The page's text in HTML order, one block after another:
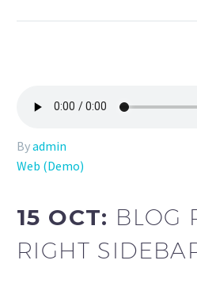
Byadmin
Web (Demo)
15 OCT: BLOG
RIGHT